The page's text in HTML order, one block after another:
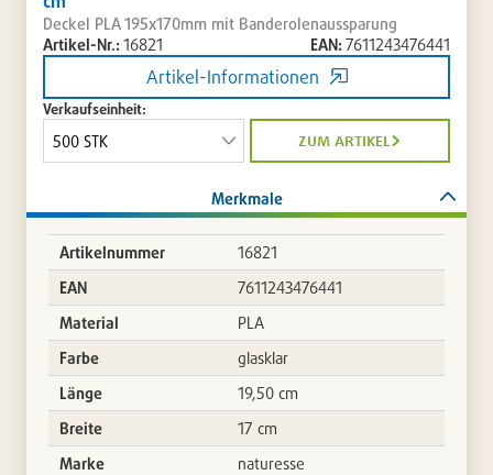
Deckel PLA 195x170mm mit Banderolenaussparung
Artikel-Nr.:16821 EAN:7611243476441
Artikel-Informationen
Verkaufseinheit:
zum artikel
Merkmale
Artikelnummer
16821
EAN
7611243476441
Material
PLA
Farbe
glasklar
Länge
19,50 cm
Breite
17 cm
Marke
naturesse